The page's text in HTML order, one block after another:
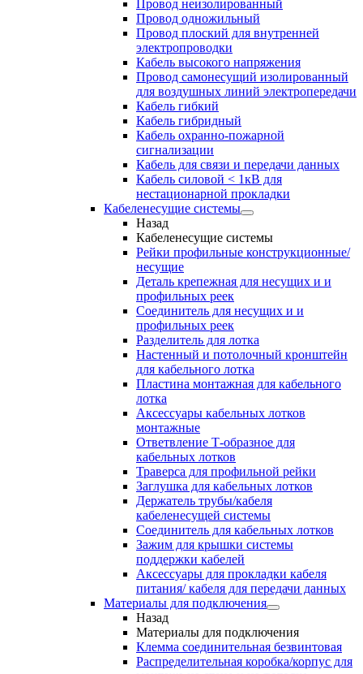
Провод неизолированный
Провод одножильный
Провод плоский для внутренней
электропроводки
Кабель высокого напряжения
Провод самонесущий изолированный
для воздушных линий электропередачи
Кабель гибкий
Кабель гибридный
Кабель охранно-пожарной
сигнализации
Кабель для связи и передачи данных
Кабель силовой < 1кВ для
нестационарной прокладки
Кабеленесущие системы
Назад
Кабеленесущие системы
Рейки профильные конструкционные/
несущие
Деталь крепежная для несущих и и
профильных реек
Соединитель для несущих и и
профильных реек
Разделитель для лотка
Настенный и потолочный кронштейн
для кабельного лотка
Пластина монтажная для кабельного
лотка
Аксессуары кабельных лотков
монтажные
Ответвление Т-образное для
кабельных лотков
Траверса для профильной рейки
Заглушка для кабельных лотков
Держатель трубы/кабеля
кабеленесущей системы
Соединитель для кабельных лотков
Зажим для крышки системы
поддержки кабелей
Аксессуары для прокладки кабеля
питания/ кабеля для передачи данных
Материалы для подключения
Назад
Материалы для подключения
Клемма соединительная безвинтовая
Распределительная коробка/корпус для